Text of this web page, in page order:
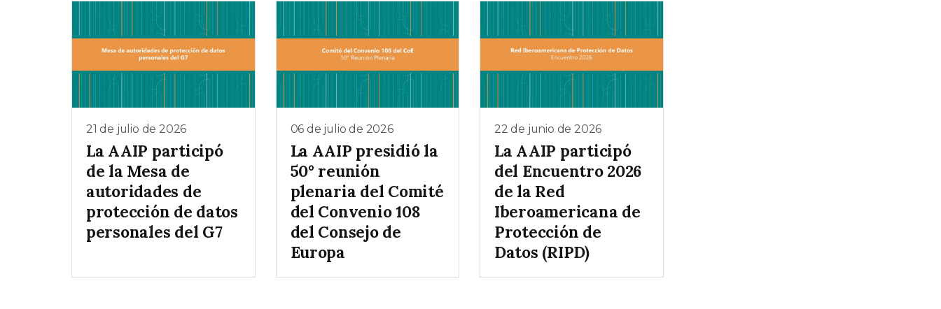
21 de julio de 2026
La AAIP participó
de la Mesa de
autoridades de
protección de datos
personales del G7
06 de julio de 2026
La AAIP presidió la
50° reunión
plenaria del Comité
del Convenio 108
del Consejo de
Europa
22 de junio de 2026
La AAIP participó
del Encuentro 2026
de la Red
Iberoamericana de
Protección de
Datos (RIPD)